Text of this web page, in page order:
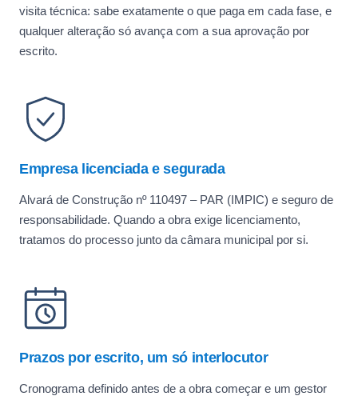
visita técnica: sabe exatamente o que paga em cada fase, e
qualquer alteração só avança com a sua aprovação por
escrito.
Empresa licenciada e segurada
Alvará de Construção nº 110497 – PAR (IMPIC) e seguro de
responsabilidade. Quando a obra exige licenciamento,
tratamos do processo junto da câmara municipal por si.
Prazos por escrito, um só interlocutor
Cronograma definido antes de a obra começar e um gestor